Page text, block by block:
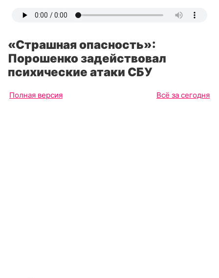
«Страшная опасность»:
Порошенко задействовал
психические атаки СБУ
Полная версия Всё за сегодня